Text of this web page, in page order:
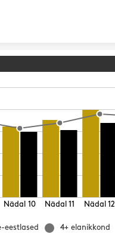
Nädal 10 Nädal 11 Nädal 12
eestlased 4+ elanikkond